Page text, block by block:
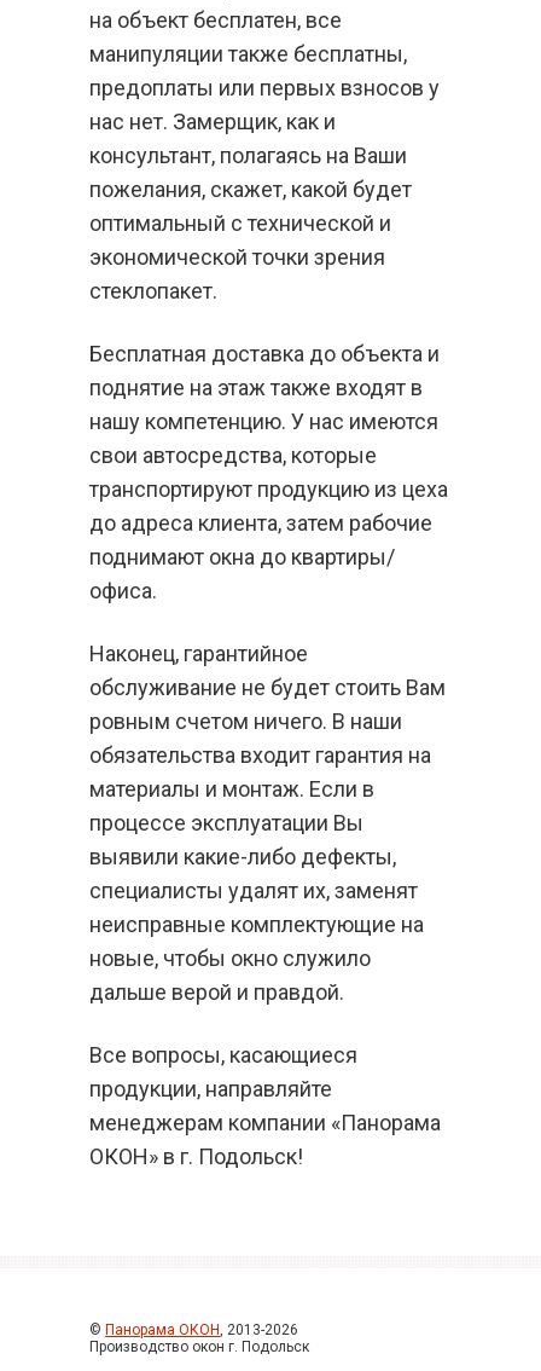
на объект бесплатен, все
манипуляции также бесплатны,
предоплаты или первых взносов у
нас нет. Замерщик, как и
консультант, полагаясь на Ваши
пожелания, скажет, какой будет
оптимальный с технической и
экономической точки зрения
стеклопакет.
Бесплатная доставка до объекта и
поднятие на этаж также входят в
нашу компетенцию. У нас имеются
свои автосредства, которые
транспортируют продукцию из цеха
до адреса клиента, затем рабочие
поднимают окна до квартиры/
офиса.
Наконец, гарантийное
обслуживание не будет стоить Вам
ровным счетом ничего. В наши
обязательства входит гарантия на
материалы и монтаж. Если в
процессе эксплуатации Вы
выявили какие-либо дефекты,
специалисты удалят их, заменят
неисправные комплектующие на
новые, чтобы окно служило
дальше верой и правдой.
Все вопросы, касающиеся
продукции, направляйте
менеджерам компании «Панорама
ОКОН» в г. Подольск!
© Панорама ОКОН, 2013-2026
Производство окон г. Подольск